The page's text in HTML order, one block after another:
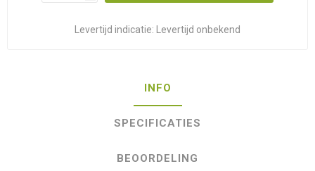
Levertijd indicatie: Levertijd onbekend
INFO
SPECIFICATIES
BEOORDELING